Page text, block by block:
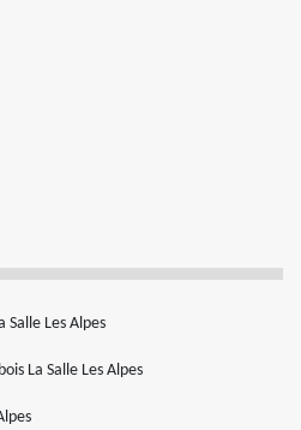
Salle Les Alpes
La Salle Les Alpes